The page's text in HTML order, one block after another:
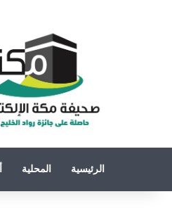
الرئيسية المحلية